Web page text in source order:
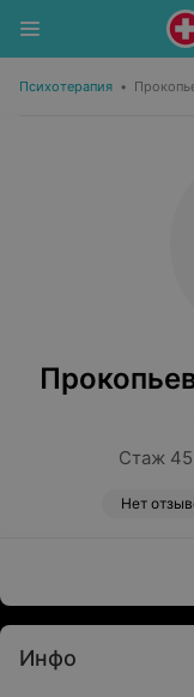
Психотерапия •
Стаж
Нет
Инфо